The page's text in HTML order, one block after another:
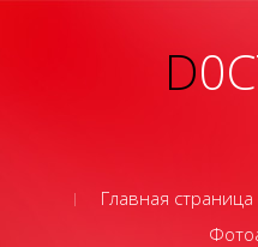
Главная страница